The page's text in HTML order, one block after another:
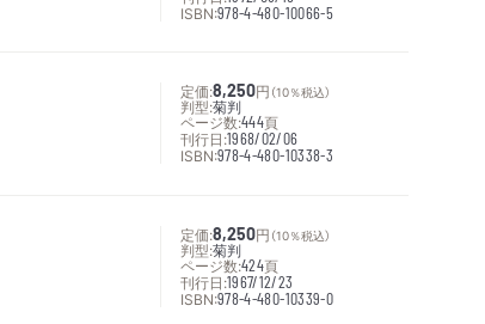
ISBN:978-4-480-10066-5
定価:8,250円 （10％税込）
判型:菊判
ページ数:444頁
刊行日:1968/02/06
ISBN:978-4-480-10338-3
定価:8,250円 （10％税込）
判型:菊判
ページ数:424頁
刊行日:1967/12/23
ISBN:978-4-480-10339-0